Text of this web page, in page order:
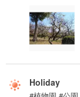
Holiday